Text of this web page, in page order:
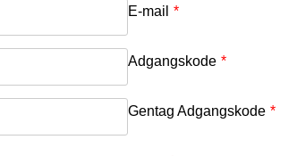
E-mail *
Adgangskode *
Gentag Adgangskode *